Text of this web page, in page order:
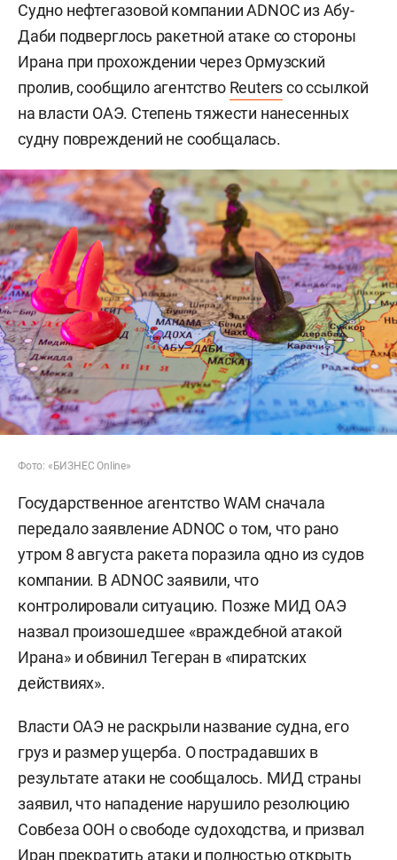
Судно нефтегазовой компании ADNOC из Абу-
Даби подверглось ракетной атаке со стороны
Ирана при прохождении через Ормузский
пролив, сообщило агентство Reutersсо ссылкой
на власти ОАЭ. Степень тяжести нанесенных
судну повреждений не сообщалась.
Фото: «БИЗНЕС Online»
Государственное агентство WAM сначала
передало заявление ADNOC о том, что рано
утром 8 августа ракета поразила одно из судов
компании. В ADNOC заявили, что
контролировали ситуацию. Позже МИД ОАЭ
назвал произошедшее «враждебной атакой
Ирана» и обвинил Тегеран в «пиратских
действиях».
Власти ОАЭ не раскрыли название судна, его
груз и размер ущерба. О пострадавших в
результате атаки не сообщалось. МИД страны
заявил, что нападение нарушило резолюцию
Совбеза ООН о свободе судоходства, и призвал
Иран прекратить атаки и полностью открыть